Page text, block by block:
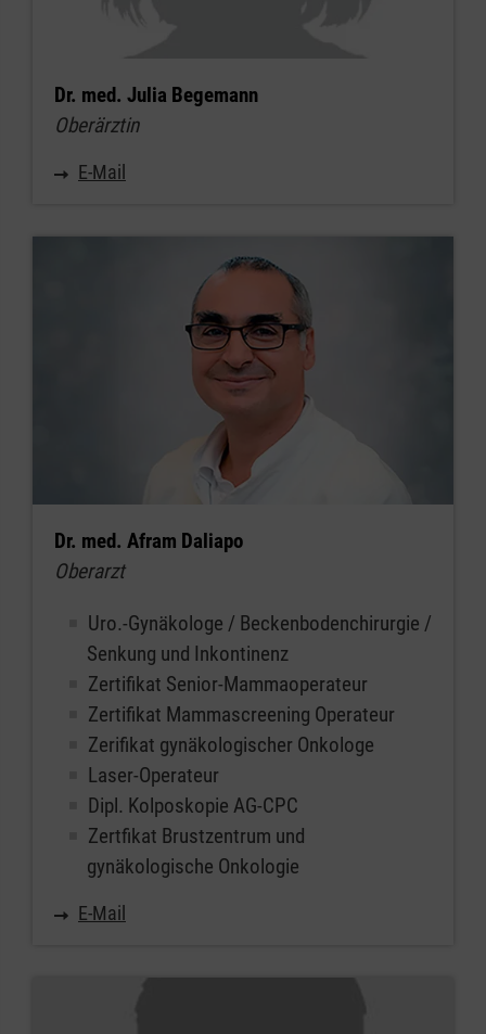
Dr. med. Julia Begemann
Oberärztin
E-Mail
Dr. med. Afram Daliapo
Oberarzt
Uro.-Gynäkologe / Beckenbodenchirurgie /
Senkung und Inkontinenz
Zertifikat Senior-Mammaoperateur
Zertifikat Mammascreening Operateur
Zerifikat gynäkologischer Onkologe
Laser-Operateur
Dipl. Kolposkopie AG-CPC
Zertfikat Brustzentrum und
gynäkologische Onkologie
E-Mail